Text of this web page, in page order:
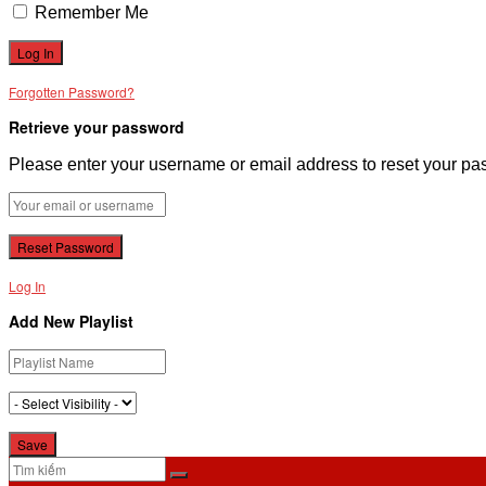
Remember Me
Forgotten Password?
Retrieve your password
Please enter your username or email address to reset your
Log In
Add New Playlist